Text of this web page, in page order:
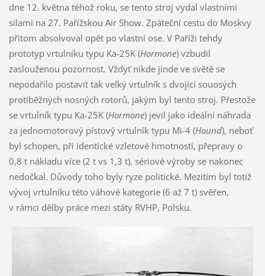
dne 12. května téhož roku, se tento stroj vydal vlastními
silami na 27. Pařížskou Air Show. Zpáteční cestu do Moskvy
přitom absolvoval opět po vlastní ose. V Paříži tehdy
prototyp vrtulníku typu Ka-25K (Hormone) vzbudil
zaslouženou pozornost. Vždyť nikde jinde ve světě se
nepodařilo postavit tak velký vrtulník s dvojicí souosých
protiběžných nosných rotorů, jakým byl tento stroj. Přestože
se vrtulník typu Ka-25K (Hormone) jevil jako ideální náhrada
za jednomotorový pístový vrtulník typu Mi-4 (Hound), neboť
byl schopen, při identické vzletové hmotnosti, přepravy o
0,8 t nákladu více (2 t vs 1,3 t), sériové výroby se nakonec
nedočkal. Důvody toho byly ryze politické. Mezitím byl totiž
vývoj vrtulníku této váhové kategorie (6 až 7 t) svěřen,
v rámci dělby práce mezi státy RVHP, Polsku.